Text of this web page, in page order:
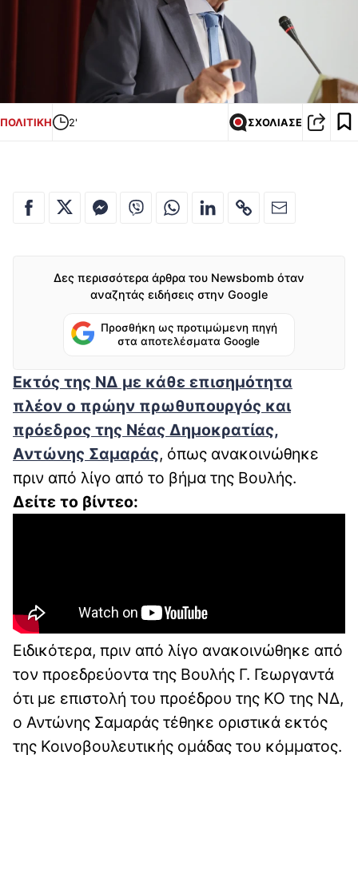
ΠΟΛΙΤΙΚΗ 2' ΣΧΟΛΙΑΣΕ
Δες περισσότερα άρθρα του Newsbomb όταν
αναζητάς ειδήσεις στην Google
Προσθήκη ως προτιμώμενη πηγή
στα αποτελέσματα Google
Εκτός της ΝΔ με κάθε επισημότητα
πλέον ο πρώην πρωθυπουργός και
πρόεδρος της Νέας Δημοκρατίας,
Αντώνης Σαμαράς, όπως ανακοινώθηκε
πριν από λίγο από το βήμα της Βουλής.
Δείτε το βίντεο:
Ειδικότερα, πριν από λίγο ανακοινώθηκε από
τον προεδρεύοντα της Βουλής Γ. Γεωργαντά
ότι με επιστολή του προέδρου της ΚΟ της ΝΔ,
ο Αντώνης Σαμαράς τέθηκε οριστικά εκτός
της Κοινοβουλευτικής ομάδας του κόμματος.